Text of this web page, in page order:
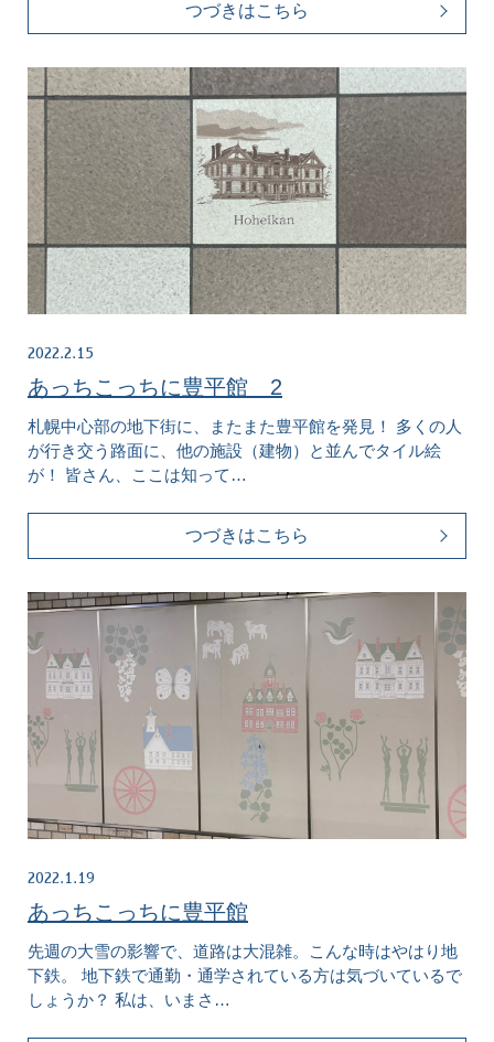
つづきはこちら
2022.2.15
あっちこっちに豊平館 2
札幌中心部の地下街に、またまた豊平館を発見！ 多くの人
が行き交う路面に、他の施設（建物）と並んでタイル絵
が！ 皆さん、ここは知って…
つづきはこちら
2022.1.19
あっちこっちに豊平館
先週の大雪の影響で、道路は大混雑。こんな時はやはり地
下鉄。 地下鉄で通勤・通学されている方は気づいているで
しょうか？ 私は、いまさ…